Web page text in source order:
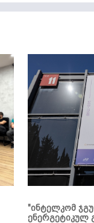
"ინტელკომ
ენერგეტიკულ